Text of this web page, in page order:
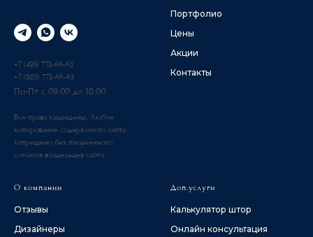
+7 (495) 773-66-63
+7 (985) 773-66-63
Пн-Пт с 09:00 до 18:00
Все права защищены. Любое
копирование содержимого сайта
запрещено без письменного
согласия владельцев сайта.
Портфолио
Цены
Акции
Контакты
О компании
Отзывы
Дизайнеры
Доп.услуги
Калькулятор штор
Онлайн консультация